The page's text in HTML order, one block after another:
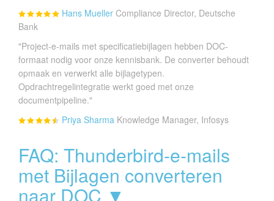
Hans Mueller Compliance Director, Deutsche
Bank
"Project-e-mails met specificatiebijlagen hebben DOC-
formaat nodig voor onze kennisbank. De converter behoudt
opmaak en verwerkt alle bijlagetypen.
Opdrachtregelintegratie werkt goed met onze
documentpipeline."
Priya Sharma Knowledge Manager, Infosys
FAQ: Thunderbird-e-mails
met Bijlagen converteren
naar DOC ▼